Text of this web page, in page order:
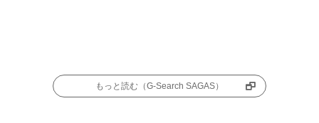
もっと読む（G-Search SAGAS）